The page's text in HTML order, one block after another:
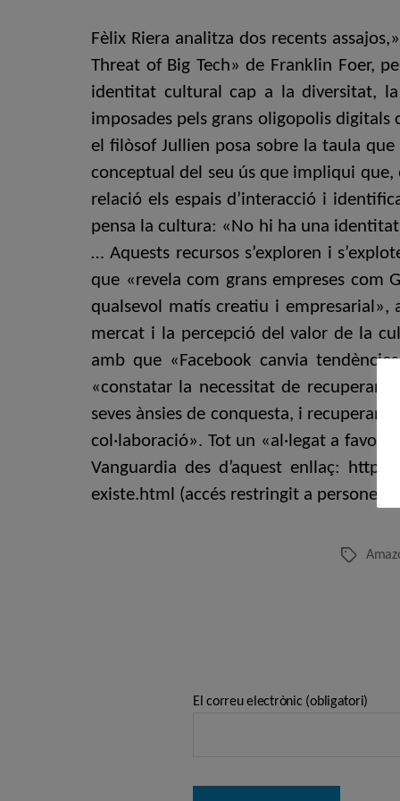
Fèlix Riera analitza dos recents
Threat of Big Tech» de Franklin Foer,
identitat cultural cap a la diversitat,
imposades pels grans oligopolis
el filòsof Jullien posa sobre la taula
conceptual del seu ús que impliqui que,
relació els espais d’interacció i
pensa la cultura: «No hi ha una
… Aquests recursos s’exploren i
que «revela com grans empreses com
qualsevol matís creatiu i empresarial»,
mercat i la percepció del valor de la
amb que «Facebook canvia
«constatar la necessitat de recuperar
seves ànsies de conquesta, i recuperar
col·laboració». Tot un «al·legat a
Vanguardia des d’aquest enllaç:
existe.html (accés restringit a persones
Etiquetes
El correu electrònic (obligatori)